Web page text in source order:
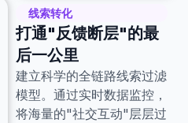
线索转化
打通"反馈断层"的最
后一公里
建立科学的全链路线索过滤
模型。通过实时数据监控，
将海量的"社交互动"层层过